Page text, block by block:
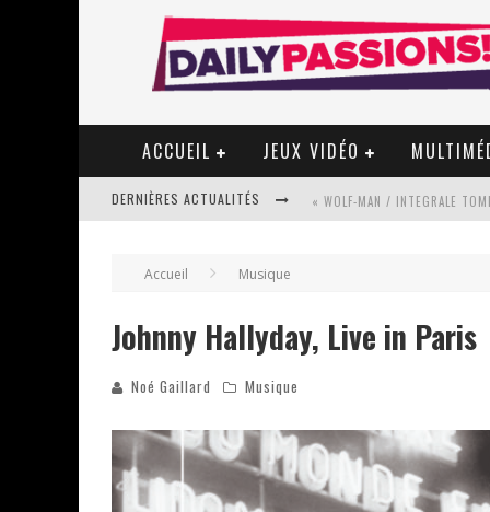
ACCUEIL JEUX VIDÉO
DERNIÈRES ACTUALITÉS « WOLF-MAN / INTEGRALE
PSYRIVER 2026 : LA MAGIE
« MOFUSAND / PARLER
Accueil Musique
Johnny Hallyday, Live in Paris
Noé Gaillard Musique